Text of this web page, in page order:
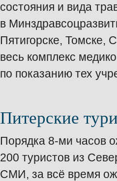
состояния и вида
в
Пятигорске, Томске,
весь комплекс
по показанию тех
Питерские
Порядка 8-ми часов
200 туристов из
СМИ, за всё время